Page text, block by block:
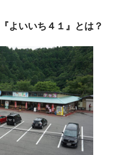
よいいち４１』とは？